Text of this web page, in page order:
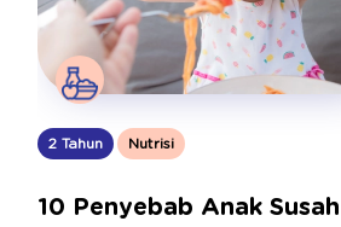
2 Tahun Nutrisi
10 Penyebab Anak Susah